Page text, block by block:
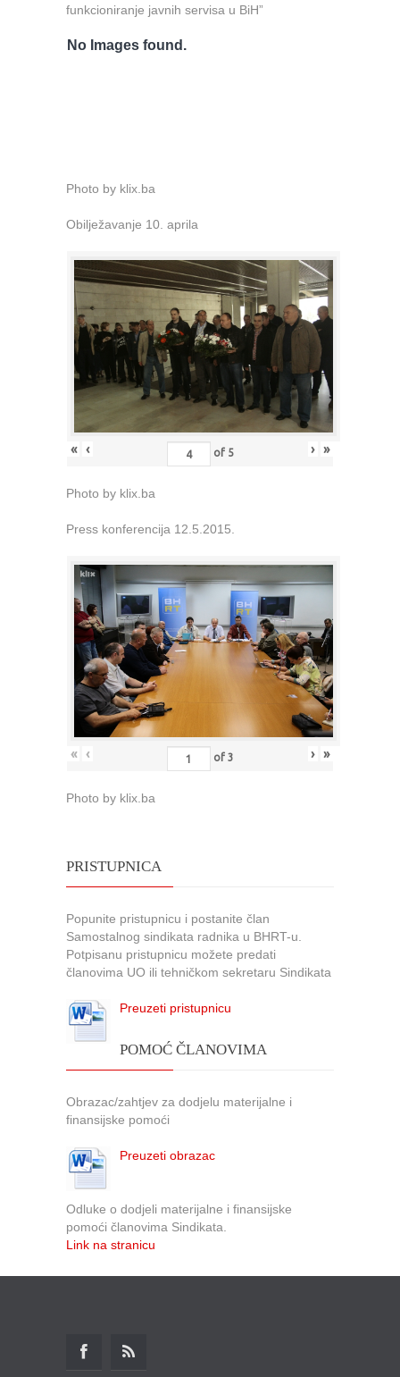
funkcioniranje javnih servisa u BiH”
No Images found.
Photo by klix.ba
Obilježavanje 10. aprila
« ‹ of 5 › »
Photo by klix.ba
Press konferencija 12.5.2015.
« ‹ of 3 › »
Photo by klix.ba
PRISTUPNICA
Popunite pristupnicu i postanite član
Samostalnog sindikata radnika u BHRT-u.
Potpisanu pristupnicu možete predati
članovima UO ili tehničkom sekretaru Sindikata
Preuzeti pristupnicu
POMOĆ ČLANOVIMA
Obrazac/zahtjev za dodjelu materijalne i
finansijske pomoći
Preuzeti obrazac
Odluke o dodjeli materijalne i finansijske
pomoći članovima Sindikata.
Link na stranicu